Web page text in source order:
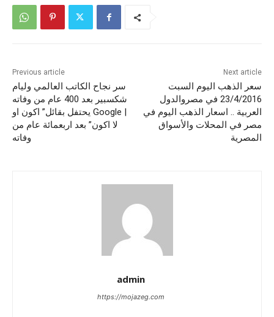
Previous article
سر نجاح الكاتب العالمي وليام
شكسبير بعد 400 عام من وفاته
| Google يحتفل بقائل” اكون او
لا اكون” بعد اربعمائة عام من
وفاته
Next article
سعر الذهب اليوم السبت
23/4/2016 في مصروالدول
العربية .. اسعار الذهب اليوم في
مصر في المحلات والأسواق
المصرية
admin
https://mojazeg.com